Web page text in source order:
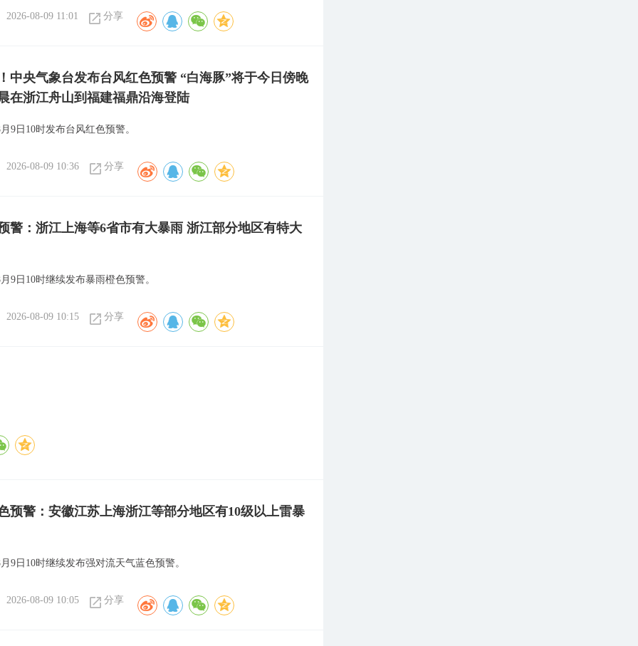
2026-08-09 11:01 分享
中央气象台发布台风红色预警 “白海豚”将于今日傍晚
在浙江舟山到福建福鼎沿海登陆
9日10时发布台风红色预警。
2026-08-09 10:36 分享
警：浙江上海等6省市有大暴雨 浙江部分地区有特大
9日10时继续发布暴雨橙色预警。
2026-08-09 10:15 分享
预警：安徽江苏上海浙江等部分地区有10级以上雷暴
9日10时继续发布强对流天气蓝色预警。
2026-08-09 10:05 分享